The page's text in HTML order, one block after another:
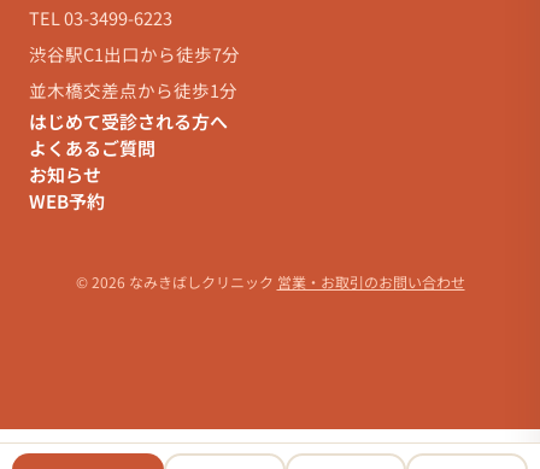
TEL 03-3499-6223
渋谷駅C1出口から徒歩7分
並木橋交差点から徒歩1分
はじめて受診される方へ
よくあるご質問
お知らせ
WEB予約
© 2026 なみきばしクリニック 営業・お取引のお問い合わせ